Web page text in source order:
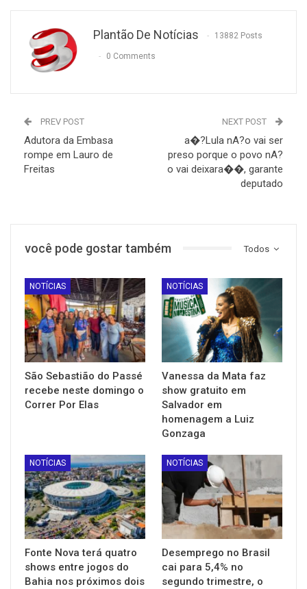
Plantão De Notícias 13882 Posts
0 Comments
PREV POST
Adutora da Embasa
rompe em Lauro de
Freitas
NEXT POST
a�?Lula nA?o vai ser
preso porque o povo nA?
o vai deixara��, garante
deputado
Todos
você pode gostar também
NOTÍCIAS
São Sebastião do Passé
recebe neste domingo o
Correr Por Elas
NOTÍCIAS
Vanessa da Mata faz
show gratuito em
Salvador em
homenagem a Luiz
Gonzaga
NOTÍCIAS
Fonte Nova terá quatro
shows entre jogos do
Bahia nos próximos dois
NOTÍCIAS
Desemprego no Brasil
cai para 5,4% no
segundo trimestre, o